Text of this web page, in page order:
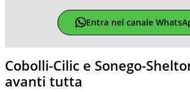
Entra nel canale
Cobolli-Cilic e Sonego-
avanti tutta